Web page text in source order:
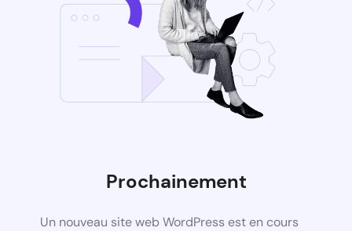
Prochainement
Un nouveau site web WordPress est en cours